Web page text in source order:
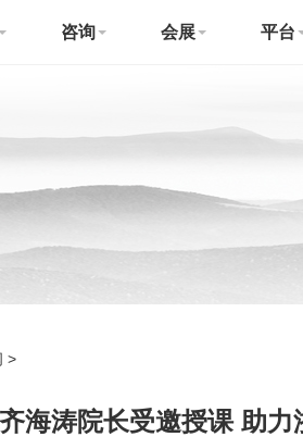
咨询 会展 平台
>
海涛院长受邀授课 助